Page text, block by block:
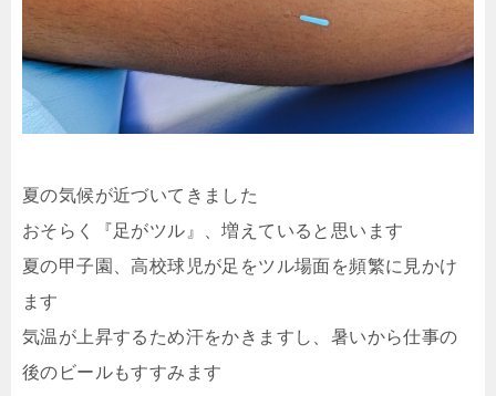
夏の気候が近づいてきました
おそらく『足がツル』、増えていると思います
夏の甲子園、高校球児が足をツル場面を頻繁に見かけ
ます
気温が上昇するため汗をかきますし、暑いから仕事の
後のビールもすすみます